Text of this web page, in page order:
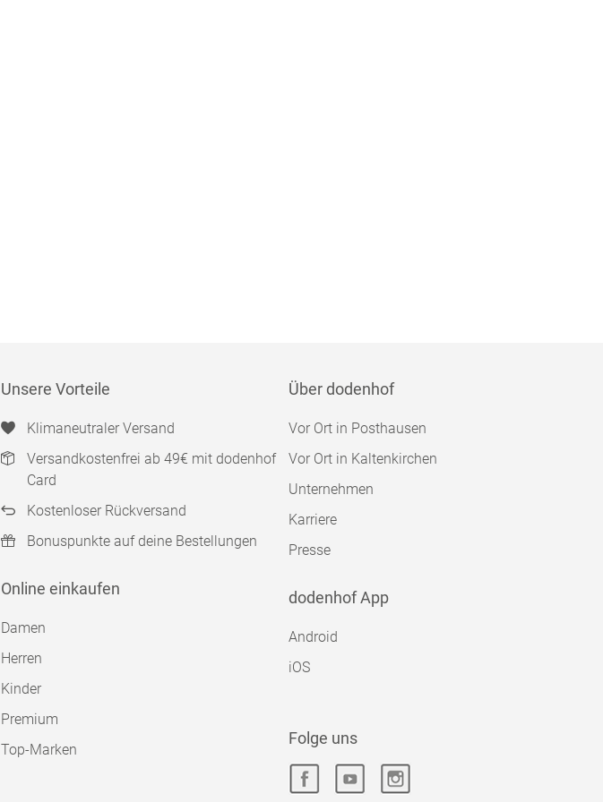
Unsere Vorteile
Klimaneutraler Versand
Versandkostenfrei ab 49€ mit dodenhof
Card
Kostenloser Rückversand
Bonuspunkte auf deine Bestellungen
Online einkaufen
Damen
Herren
Kinder
Premium
Top-Marken
Über dodenhof
Vor Ort in Posthausen
Vor Ort in Kaltenkirchen
Unternehmen
Karriere
Presse
dodenhof App
Android
iOS
Folge uns